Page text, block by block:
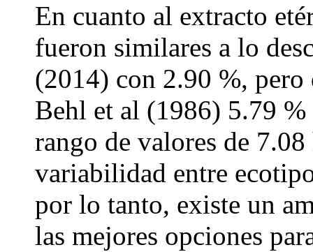
En cuanto al extracto
fueron similares a lo
(2014) con 2.90 %,
Behl et al (1986) 5.79
rango de valores de
variabilidad entre
por lo tanto, existe un
las mejores opciones